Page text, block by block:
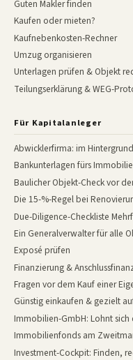
Guten Makler finden
Kaufen oder mieten?
Kaufnebenkosten-Rechner
Umzug organisieren
Unterlagen prüfen & Objekt
Teilungserklärung & WEG-
Für Kapitalanleger
Abwicklerfirma: im
Bankunterlagen fürs
Baulicher Objekt-Check vor
Die 15-%-Regel bei
Due-Diligence-Checkliste
Ein Generalverwalter für alle
Exposé prüfen
Finanzierung &
Fragen vor dem Kauf einer
Günstig einkaufen & gezielt
Immobilien-GmbH: Lohnt sich
Immobilienfonds am
Investment-Cockpit: Finden,